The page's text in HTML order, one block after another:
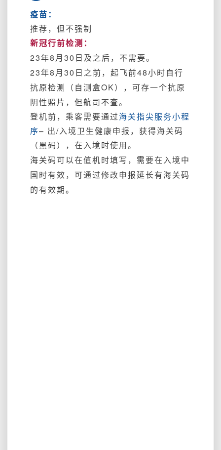
疫苗：
推荐，但不强制
新冠行前检测：
23年8月30日及之后，不需要。
23年8月30日之前，起飞前48小时自行
抗原检测（自测盒OK），可存一个抗原
阴性照片，但航司不查。
登机前，乘客需要通过海关指尖服务小程
序– 出/入境卫生健康申报，获得海关码
（黑码），在入境时使用。
海关码可以在值机时填写，需要在入境中
国时有效，可通过修改申报延长有海关码
的有效期。